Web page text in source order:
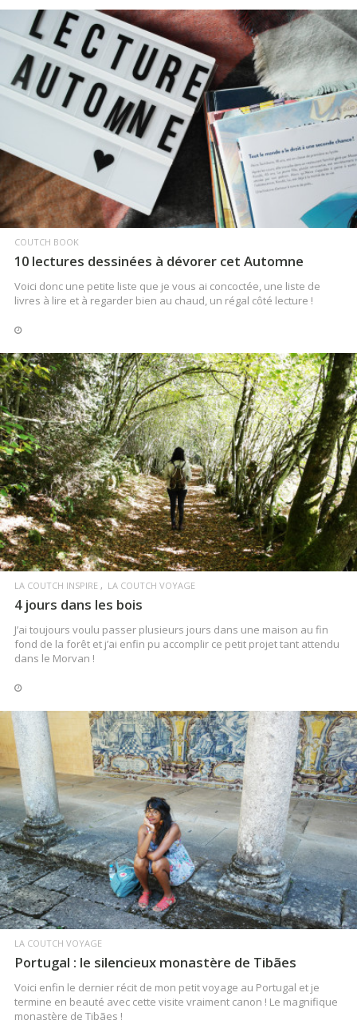
LIRE LA SUITE
COUTCH BOOK
10 lectures dessinées à dévorer cet Automne
Voici donc une petite liste que je vous ai concoctée, une liste de
livres à lire et à regarder bien au chaud, un régal côté lecture !
LIRE LA SUITE
LA COUTCH INSPIRE LA COUTCH VOYAGE
4 jours dans les bois
J’ai toujours voulu passer plusieurs jours dans une maison au fin
fond de la forêt et j’ai enfin pu accomplir ce petit projet tant attendu
dans le Morvan !
LIRE LA SUITE
LA COUTCH VOYAGE
Portugal : le silencieux monastère de Tibães
Voici enfin le dernier récit de mon petit voyage au Portugal et je
termine en beauté avec cette visite vraiment canon ! Le magnifique
monastère de Tibães !